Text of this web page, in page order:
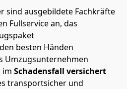
sind ausgebildete Fachkräfte
Fullservice an, das
besten Händen
Umzugsunternehmen
im Schadensfall versichert
transportsicher und